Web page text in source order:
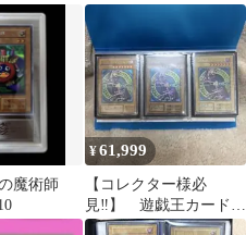
フ CRV-
ドラゴン レリーフ
TDGS-JP040
魔術師
¥61,999
【コレクター様必
見‼️】 遊戯王カード
ファイル まとめ売